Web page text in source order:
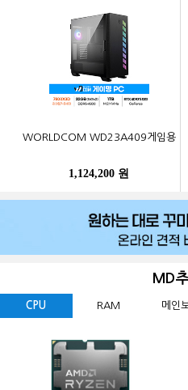
WORLDCOM WD23A409게임용
1,124,200 원
MD
CPU RAM 메인